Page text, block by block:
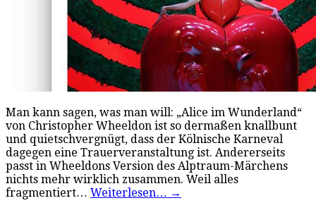
Man kann sagen, was man will: „Alice im Wunderland“
von Christopher Wheeldon ist so dermaßen knallbunt
und quietschvergnügt, dass der Kölnische Karneval
dagegen eine Trauerveranstaltung ist. Andererseits
passt in Wheeldons Version des Alptraum-Märchens
nichts mehr wirklich zusammen. Weil alles
fragmentiert… Weiterlesen… →